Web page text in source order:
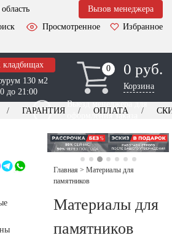
Вызов менеджера
Просмотренное
Избранное
кладбищах
130 м2
до 21:00
0
0 0 руб.
Корзина
Выезд менеджера для
оформления заказа
23
ГАРАНТИЯ ОПЛАТА
Главная > Материалы для
памятников
Материалы для
памятников